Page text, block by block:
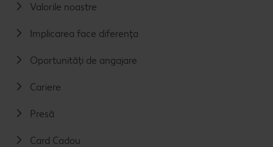
Valorile noastre
Implicarea face diferența
Oportunități de angajare
Cariere
Presă
Card Cadou